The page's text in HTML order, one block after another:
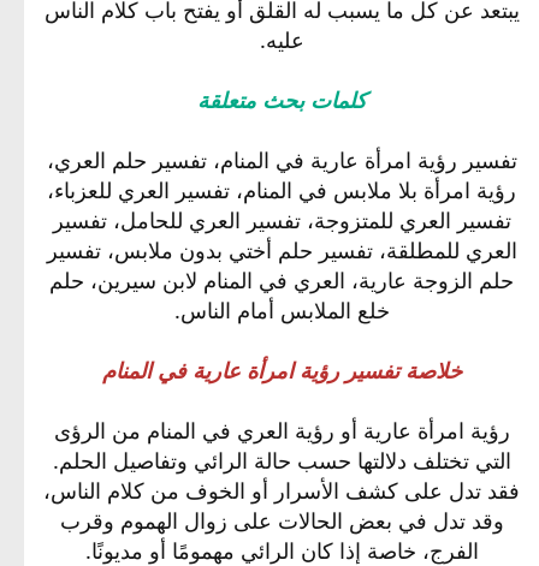
يبتعد عن كل ما يسبب له القلق أو يفتح باب كلام الناس
عليه.
كلمات بحث متعلقة
تفسير رؤية امرأة عارية في المنام، تفسير حلم العري،
رؤية امرأة بلا ملابس في المنام، تفسير العري للعزباء،
تفسير العري للمتزوجة، تفسير العري للحامل، تفسير
العري للمطلقة، تفسير حلم أختي بدون ملابس، تفسير
حلم الزوجة عارية، العري في المنام لابن سيرين، حلم
خلع الملابس أمام الناس.
خلاصة تفسير رؤية امرأة عارية في المنام
رؤية امرأة عارية أو رؤية العري في المنام من الرؤى
التي تختلف دلالتها حسب حالة الرائي وتفاصيل الحلم.
فقد تدل على كشف الأسرار أو الخوف من كلام الناس،
وقد تدل في بعض الحالات على زوال الهموم وقرب
الفرج، خاصة إذا كان الرائي مهمومًا أو مديونًا.